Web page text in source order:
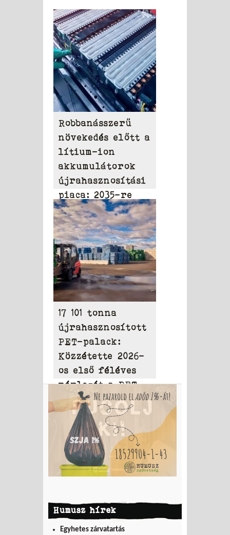
Robbanásszerű
növekedés előtt a
lítium-ion
akkumulátorok
újrahasznosítási
piaca: 2035-re
elérheti a 31,95
milliárd dollárt
17 101 tonna
újrahasznosított
PET-palack:
Közzétette 2026-
os első féléves
mérlegét a PET
to PET
Humusz hírek
Egyhetes zárvatartás